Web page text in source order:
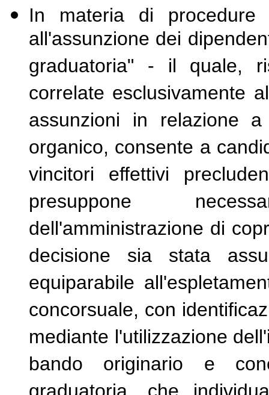
In materia di procedure
all'assunzione dei
graduatoria" - il quale,
correlate esclusivamente
assunzioni in relazione
organico, consente a
vincitori effettivi
presuppone
dell'amministrazione di
decisione sia stata
equiparabile
concorsuale, con
mediante l'utilizzazione
bando originario e